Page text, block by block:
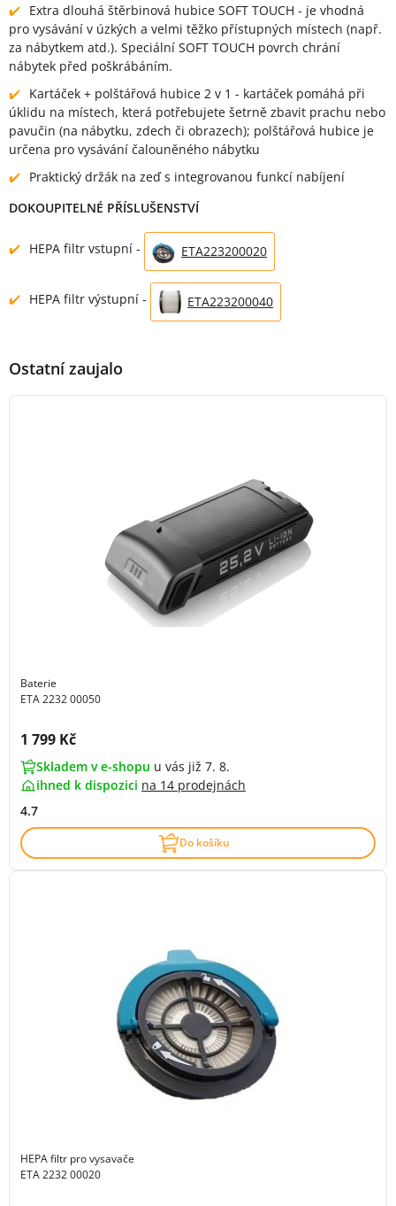
Extra dlouhá štěrbinová hubice SOFT TOUCH - je vhodná
pro vysávání v úzkých a velmi těžko přístupných místech (např.
za nábytkem atd.). Speciální SOFT TOUCH povrch chrání
nábytek před poškrábáním.
Kartáček + polštářová hubice 2 v 1 - kartáček pomáhá při
úklidu na místech, která potřebujete šetrně zbavit prachu nebo
pavučin (na nábytku, zdech či obrazech); polštářová hubice je
určena pro vysávání čalouněného nábytku
Praktický držák na zeď s integrovanou funkcí nabíjení
DOKOUPITELNÉ PŘÍSLUŠENSTVÍ
HEPA filtr vstupní - ETA223200020
HEPA filtr výstupní - ETA223200040
Ostatní zaujalo
Baterie
ETA 2232 00050
Cena s DPH:
1 799 Kč
Skladem v e-shopu u vás již 7. 8.
ihned k dispozici na 14 prodejnách
4.7
Do košíku
HEPA filtr pro vysavače
ETA 2232 00020